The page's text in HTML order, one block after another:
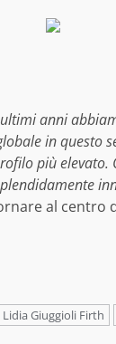
ultimi anni
in
più
al centro
Lidia Giuggioli Firth